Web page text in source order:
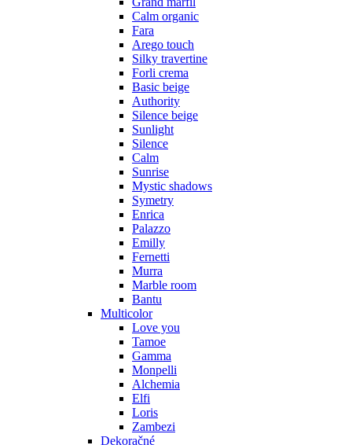
Calm organic
Fara
Arego touch
Silky travertine
Forli crema
Basic beige
Authority
Silence beige
Sunlight
Silence
Calm
Sunrise
Mystic shadows
Symetry
Enrica
Palazzo
Emilly
Fernetti
Murra
Marble room
Bantu
Multicolor
Love you
Tamoe
Gamma
Monpelli
Alchemia
Elfi
Loris
Zambezi
Dekoračné